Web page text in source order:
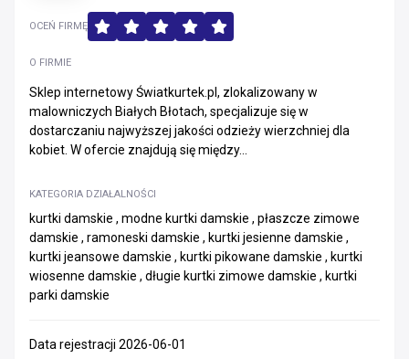
O FIRMIE
Sklep internetowy Światkurtek.pl, zlokalizowany w
malowniczych Białych Błotach, specjalizuje się w
dostarczaniu najwyższej jakości odzieży wierzchniej dla
kobiet. W ofercie znajdują się między...
KATEGORIA DZIAŁALNOŚCI
kurtki damskie , modne kurtki damskie , płaszcze zimowe
damskie , ramoneski damskie , kurtki jesienne damskie ,
kurtki jeansowe damskie , kurtki pikowane damskie , kurtki
wiosenne damskie , długie kurtki zimowe damskie , kurtki
parki damskie
OCEŃ FIRMĘ
Data rejestracji 2026-06-01